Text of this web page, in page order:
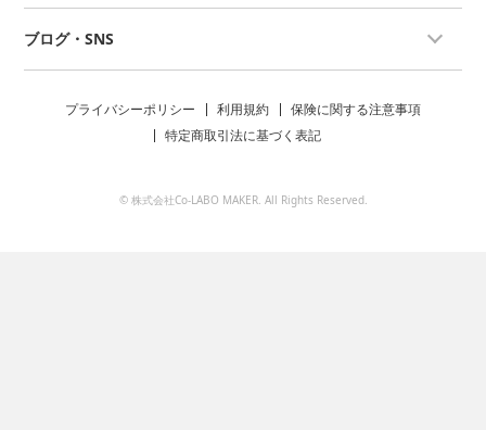
ブログ・SNS
プライバシーポリシー 利用規約
保険に関する注意事項
特定商取引法に基づく表記
© 株式会社Co-LABO MAKER. All Rights Reserved.